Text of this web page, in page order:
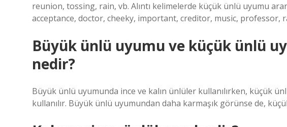
reunion, tossing, rain, vb. Alıntı kelimelerde küçük ünlü uyumu
acceptance, doctor, cheeky, important, creditor, music, professor,
Büyük ünlü uyumu ve küçük ünlü
nedir?
Büyük ünlü uyumunda ince ve kalın ünlüler kullanılırken, küçük
kullanılır. Büyük ünlü uyumundan daha karmaşık görünse de,